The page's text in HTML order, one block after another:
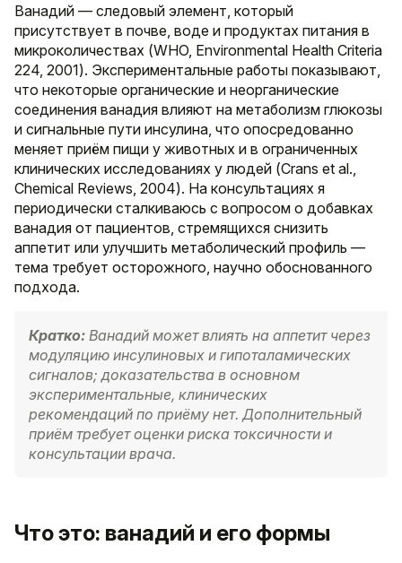
Ванадий — следовый элемент, который
присутствует в почве, воде и продуктах питания в
микроколичествах (WHO, Environmental Health Criteria
224, 2001). Экспериментальные работы показывают,
что некоторые органические и неорганические
соединения ванадия влияют на метаболизм глюкозы
и сигнальные пути инсулина, что опосредованно
меняет приём пищи у животных и в ограниченных
клинических исследованиях у людей (Crans et al.,
Chemical Reviews, 2004). На консультациях я
периодически сталкиваюсь с вопросом о добавках
ванадия от пациентов, стремящихся снизить
аппетит или улучшить метаболический профиль —
тема требует осторожного, научно обоснованного
подхода.
Кратко: Ванадий может влиять на аппетит через
модуляцию инсулиновых и гипоталамических
сигналов; доказательства в основном
экспериментальные, клинических
рекомендаций по приёму нет. Дополнительный
приём требует оценки риска токсичности и
консультации врача.
Что это: ванадий и его формы